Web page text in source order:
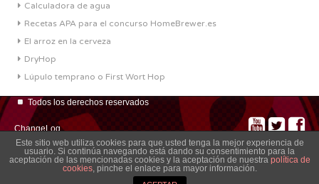
Calculadora de agua
Recetas APA para el concurso HomeBrewer.es
El arroz en la cerveza
DryHop
Lúpulo temprano o First Wort Hop
Todos los derechos reservados
ChangeLog
Este sitio web utiliza cookies para que usted tenga la mejor experiencia de
usuario. Si continúa navegando está dando su consentimiento para la
aceptación de las mencionadas cookies y la aceptación de nuestra política de
cookies, pinche el enlace para mayor información.